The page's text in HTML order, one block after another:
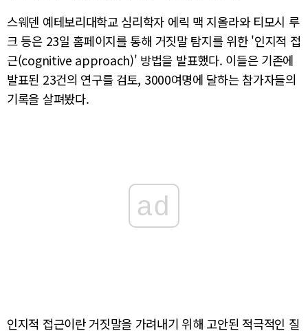
스웨덴 예테보리대학교 심리학자 에릭 맥 지올라와 티모시 루
크 등은 23일 홈페이지를 통해 거짓말 탐지를 위한 '인지적 접
근(cognitive approach)' 방법을 발표했다. 이들은 기존에
발표된 23건의 연구를 검토, 3000여명에 달하는 참가자들의
기록을 살펴봤다.
ad
인지적 접근이란 거짓말을 가려내기 위해 고안된 적극적인 질